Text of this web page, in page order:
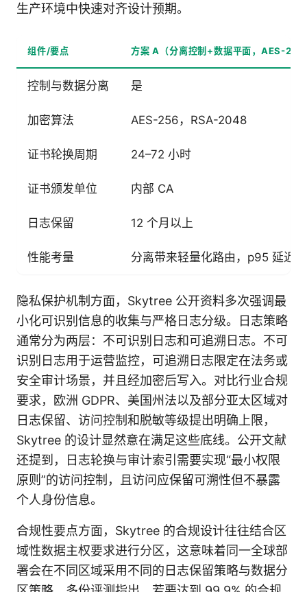
生产环境中快速对齐设计预期。
组件/要点 方案 A（分离控制+数据平面，AES-
控制与数据分离 是
加密算法 AES-256，RSA-2048
证书轮换周期 24–72 小时
证书颁发单位 内部 CA
日志保留 12 个月以上
性能考量 分离带来轻量化路由，p95 延迟
隐私保护机制方面，Skytree 公开资料多次强调最
小化可识别信息的收集与严格日志分级。日志策略
通常分为两层：不可识别日志和可追溯日志。不可
识别日志用于运营监控，可追溯日志限定在法务或
安全审计场景，并且经加密后写入。对比行业合规
要求，欧洲 GDPR、美国州法以及部分亚太区域对
日志保留、访问控制和脱敏等级提出明确上限，
Skytree 的设计显然意在满足这些底线。公开文献
还提到，日志轮换与审计索引需要实现“最小权限
原则”的访问控制，且访问应保留可溯性但不暴露
个人身份信息。
合规性要点方面，Skytree 的合规设计往往结合区
域性数据主权要求进行分区，这意味着同一全球部
署会在不同区域采用不同的日志保留策略与数据分